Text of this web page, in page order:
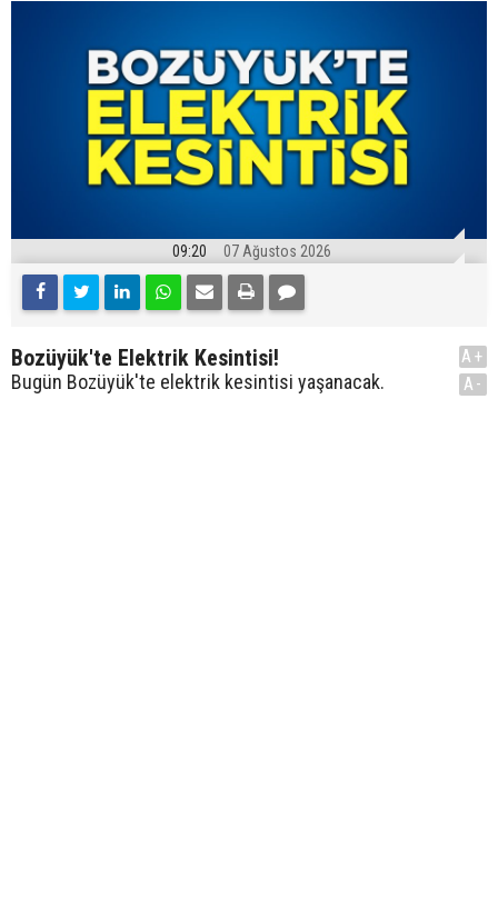
09:20 07 Ağustos 2026
Bozüyük'te Elektrik Kesintisi!
Bugün Bozüyük'te elektrik kesintisi yaşanacak.
A+
A-